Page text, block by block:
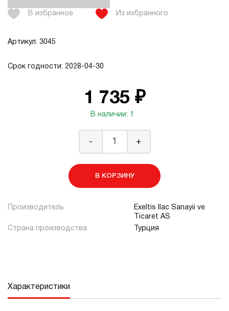
В избранное Из избранного
Артикул: 3045
Срок годности: 2028-04-30
1 735 ₽
В наличии: 1
- +
В КОРЗИНУ
Производитель
Exeltis Ilac Sanayii ve
Ticaret AS
Страна производства
Турция
Характеристики